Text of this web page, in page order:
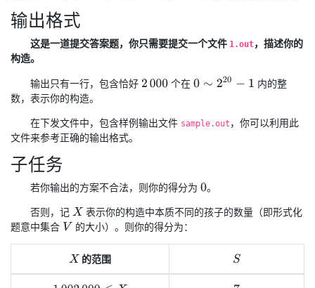
输出格式
这是一道提交答案题，你只需要提交一个文件 1.out，描述你的
构造。
输出只有一行，包含恰好 2 000 个在0 ∼2 20− 1
内的整
数，表示你的构造。
在下发文件中，包含样例输出文件 sample.out ，你可以利用此
文件来参考正确的输出格式。
子任务
若你输出的方案不合法，则你的得分为 0。
否则，记 X 表示你的构造中本质不同的孩子的数量（即形式化
题意中集合 V 的大小）。则你的得分为：
X 的范围 S